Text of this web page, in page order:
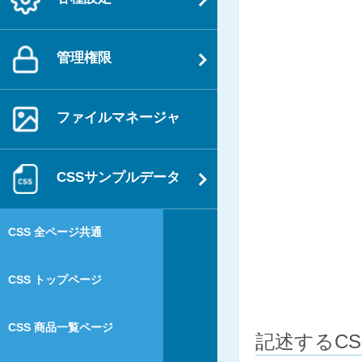
管理権限
ファイルマネージャ
CSSサンプルデータ
CSS 全ページ共通
CSS トップページ
CSS 商品一覧ページ
記述する